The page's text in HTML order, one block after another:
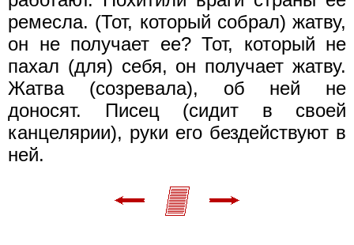
ремесла. (Тот, который собрал) жатву,
он не получает ее? Тот, который не
пахал (для) себя, он получает жатву.
Жатва (созревала), об ней не
доносят. Писец (сидит в своей
канцелярии), руки его бездействуют в
ней.